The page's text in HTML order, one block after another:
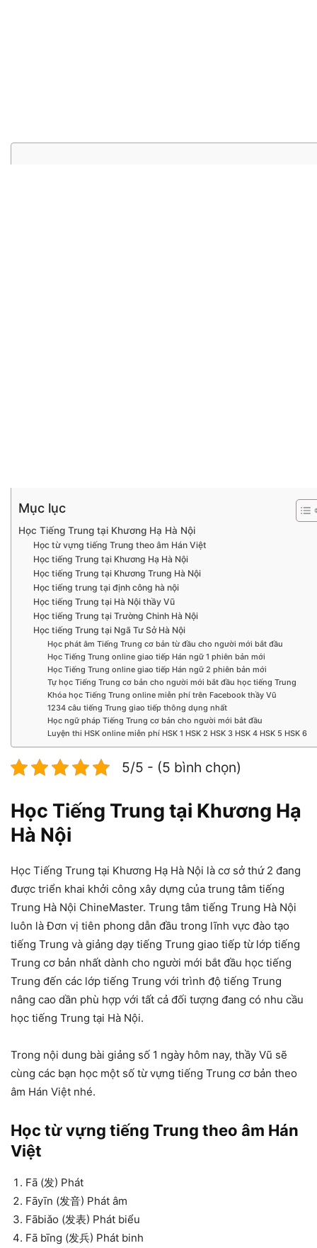
Mục lục
Học Tiếng Trung tại Khương Hạ Hà Nội
Học từ vựng tiếng Trung theo âm Hán Việt
Học tiếng Trung tại Khương Hạ Hà Nội
Học tiếng Trung tại Khương Trung Hà Nội
Học tiếng trung tại định công hà nội
Học tiếng Trung tại Hà Nội thầy Vũ
Học tiếng Trung tại Trường Chinh Hà Nội
Học tiếng Trung tại Ngã Tư Sở Hà Nội
Học phát âm Tiếng Trung cơ bản từ đầu cho người mới bắt đầu
Học Tiếng Trung online giao tiếp Hán ngữ 1 phiên bản mới
Học Tiếng Trung online giao tiếp Hán ngữ 2 phiên bản mới
Tự học Tiếng Trung cơ bản cho người mới bắt đầu học tiếng Trung
Khóa học Tiếng Trung online miễn phí trên Facebook thầy Vũ
1234 câu tiếng Trung giao tiếp thông dụng nhất
Học ngữ pháp Tiếng Trung cơ bản cho người mới bắt đầu
Luyện thi HSK online miễn phí HSK 1 HSK 2 HSK 3 HSK 4 HSK 5 HSK 6
5/5 - (5 bình chọn)
Học Tiếng Trung tại Khương Hạ
Hà Nội
Học Tiếng Trung tại Khương Hạ Hà Nội là cơ sở thứ 2 đang
được triển khai khởi công xây dựng của trung tâm tiếng
Trung Hà Nội ChineMaster. Trung tâm tiếng Trung Hà Nội
luôn là Đơn vị tiên phong dẫn đầu trong lĩnh vực đào tạo
tiếng Trung và giảng dạy tiếng Trung giao tiếp từ lớp tiếng
Trung cơ bản nhất dành cho người mới bắt đầu học tiếng
Trung đến các lớp tiếng Trung với trình độ tiếng Trung
nâng cao dần phù hợp với tất cả đối tượng đang có nhu cầu
học tiếng Trung tại Hà Nội.
Trong nội dung bài giảng số 1 ngày hôm nay, thầy Vũ sẽ
cùng các bạn học một số từ vựng tiếng Trung cơ bản theo
âm Hán Việt nhé.
Học từ vựng tiếng Trung theo âm Hán
Việt
Fā (发) Phát
Fāyīn (发音) Phát âm
Fābiǎo (发表) Phát biểu
Fā bīng (发兵) Phát binh